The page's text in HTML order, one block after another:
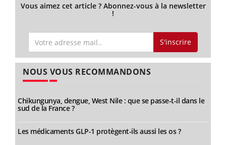
Vous aimez cet article ? Abonnez-vous à la newsletter
!
S'inscrire
NOUS VOUS RECOMMANDONS
Chikungunya, dengue, West Nile : que se passe-t-il dans le
sud de la France ?
Les médicaments GLP-1 protègent-ils aussi les os ?